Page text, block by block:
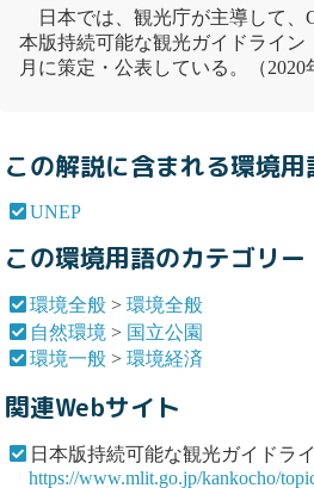
日本では、観光庁が主導して、
本版持続可能な観光ガイドライン
月に策定・公表している。（2020
この解説に含まれる環境用
UNEP
この環境用語のカテゴリー
環境全般 >環境全般
自然環境 > 国立公園
環境一般 >環境経済
関連Webサイト
日本版持続可能な観光ガイドラ
https://www.mlit.go.jp/kankocho/